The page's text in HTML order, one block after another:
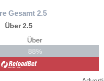
Gesamt 2.5
Über 2.5
Über
88%